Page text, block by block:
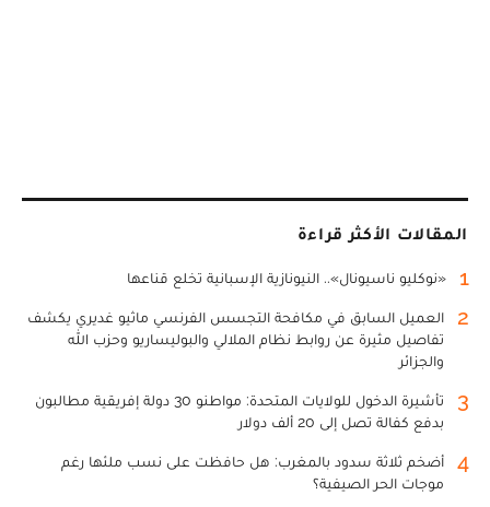
المقالات الأكثر قراءة
1 «نوكليو ناسيونال».. النيونازية الإسبانية تخلع قناعها
2
العميل السابق في مكافحة التجسس الفرنسي ماثيو غديري يكشف
تفاصيل مثيرة عن روابط نظام الملالي والبوليساريو وحزب الله
والجزائر
3
تأشيرة الدخول للولايات المتحدة: مواطنو 30 دولة إفريقية مطالبون
بدفع كفالة تصل إلى 20 ألف دولار
4
أضخم ثلاثة سدود بالمغرب: هل حافظت على نسب ملئها رغم
موجات الحر الصيفية؟